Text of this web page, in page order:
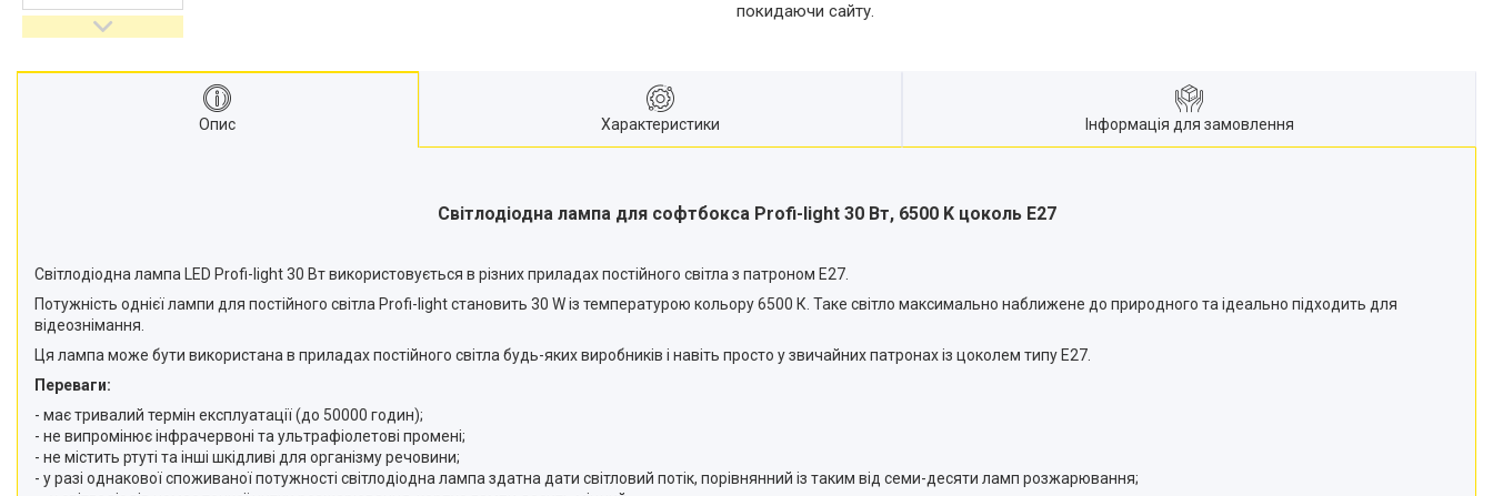
відеокамер
Стедіками, стабілізатори
Моноподи
Лінзи-об'єктиви для
адаптери
Мікрофони, стійки, пантографи
відеозйомки
Кріплення
Аксесуари для мобільних
покидаючи сайту.
Опис Характеристики Інформація для замовлення
Світлодіодна лампа для софтбокса Profi-light 30 Вт, 6500 K цоколь E27
Світлодіодна лампа LED Profi-light 30 Вт використовується в різних приладах постійного світла з патроном E27.
Потужність однієї лампи для постійного світла Profi-light становить 30 W із температурою кольору 6500 К. Таке світло максимально наближене до природного та ідеально підходить для
відеознімання.
Ця лампа може бути використана в приладах постійного світла будь-яких виробників і навіть просто у звичайних патронах із цоколем типу E27.
Переваги:
- має тривалий термін експлуатації (до 50000 годин);
- не випромінює інфрачервоні та ультрафіолетові промені;
- не містить ртуті та інші шкідливі для організму речовини;
- у разі однакової споживаної потужності світлодіодна лампа здатна дати світловий потік, порівнянний із таким від семи-десяти ламп розжарювання;